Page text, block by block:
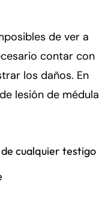
de ver a
contar con
los daños. En
lesión de médula
cualquier testigo